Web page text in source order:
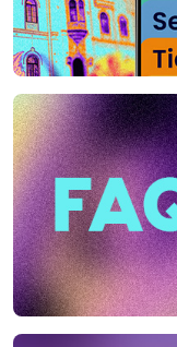
Înregistrează-
te
Google